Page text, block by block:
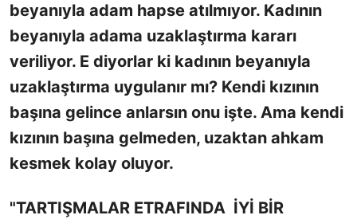
beyanıyla adam hapse atılmıyor. Kadının
beyanıyla adama uzaklaştırma kararı
veriliyor. E diyorlar ki kadının beyanıyla
uzaklaştırma uygulanır mı? Kendi kızının
başına gelince anlarsın onu işte. Ama kendi
kızının başına gelmeden, uzaktan ahkam
kesmek kolay oluyor.
"TARTIŞMALAR ETRAFINDA İYİ BİR